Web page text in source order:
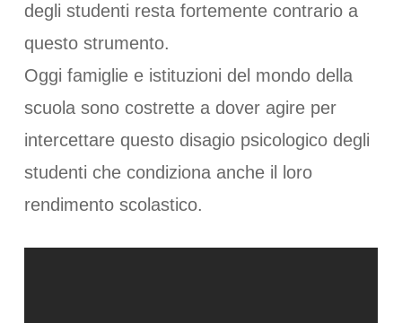
degli studenti resta fortemente contrario a
questo strumento.
Oggi famiglie e istituzioni del mondo della
scuola sono costrette a dover agire per
intercettare questo disagio psicologico degli
studenti che condiziona anche il loro
rendimento scolastico.